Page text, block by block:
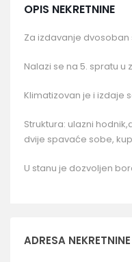
OPIS NEKRETNINE
Za izdavanje dvosoban
Nalazi se na 5. spratu
Klimatizovan je i izdaje
Struktura: ulazni
dvije spavaće sobe,
U stanu je dozvoljen
ADRESA NEKRETNINE